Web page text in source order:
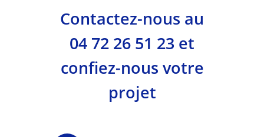
Contactez-nous au
04 72 26 51 23 et
confiez-nous votre
projet